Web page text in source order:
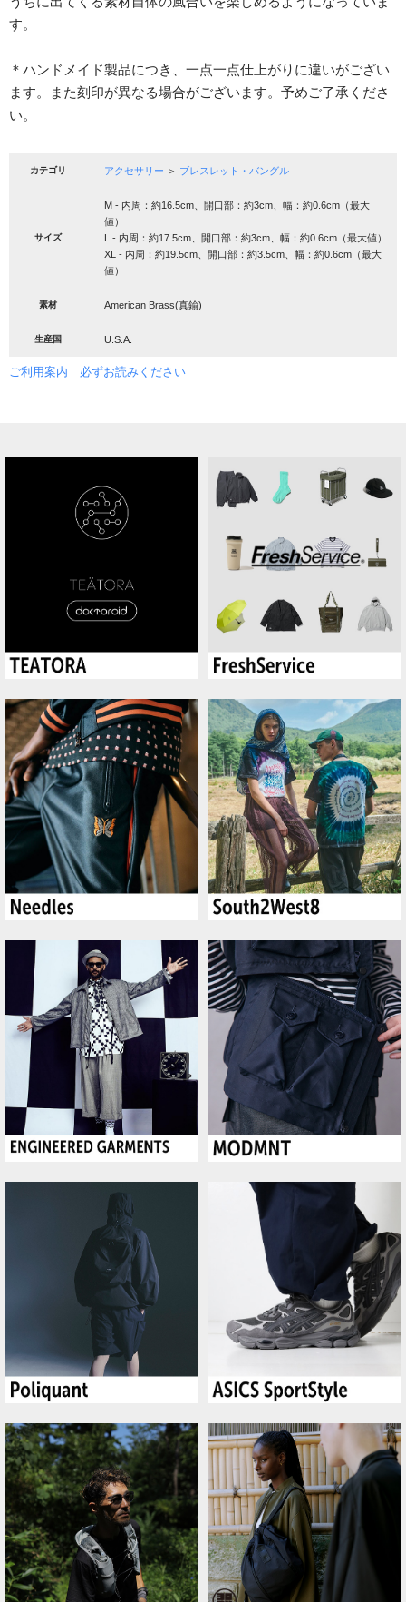
す。
＊ハンドメイド製品につき、一点一点仕上がりに違いがござい
ます。また刻印が異なる場合がございます。予めご了承くださ
い。
カテゴリ アクセサリー ＞ ブレスレット・バングル
サイズ
M - 内周：約16.5cm、開口部：約3cm、幅：約0.6cm（最大
値）
L - 内周：約17.5cm、開口部：約3cm、幅：約0.6cm（最大値）
XL - 内周：約19.5cm、開口部：約3.5cm、幅：約0.6cm（最大
値）
素材 American Brass(真鍮)
生産国 U.S.A.
ご利用案内 必ずお読みください